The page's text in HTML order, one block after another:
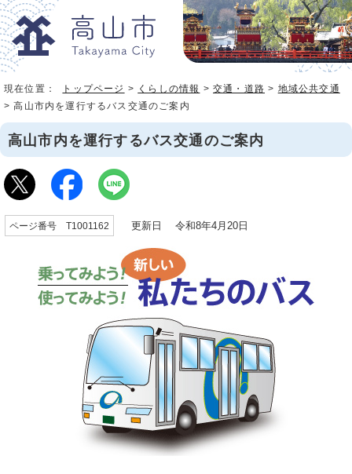
現在位置： トップページ > くらしの情報 >交通・道路 > 地域公共交通
> 高山市内を運行するバス交通のご案内
高山市内を運行するバス交通のご案内
ページ番号 T1001162 更新日 令和8年4月20日